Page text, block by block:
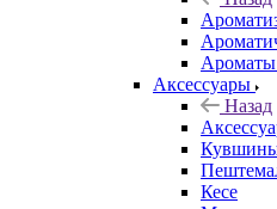
Ароматы
Аксессуары
Назад
Кесе